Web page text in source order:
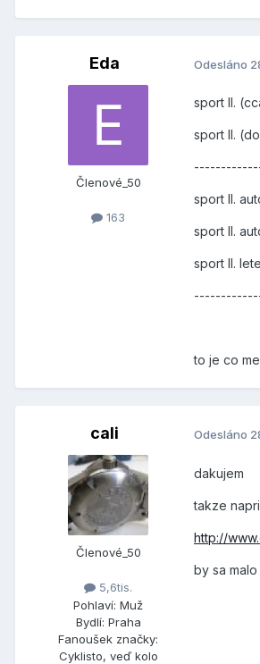
Eda
Členové_50
163
Odesláno
sport II.
sport II.
sport II.
sport II.
sport II.
to je co
cali
Členové_50
5,6tis.
Pohlaví: Muž
Bydlí: Praha
Fanoušek značky:
Cyklisto, veď kolo
Odesláno
dakujem
takze
http://
by sa